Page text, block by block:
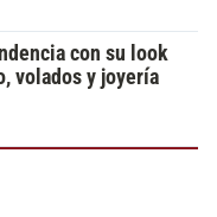
con su look
volados y joyería